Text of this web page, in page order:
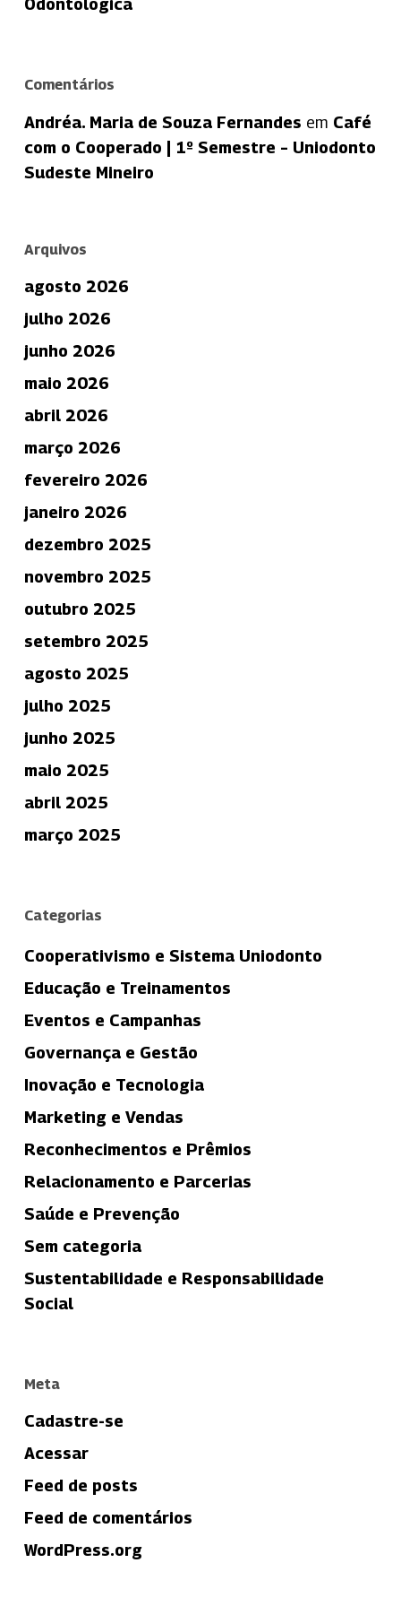
Comentários
Andréa. Maria de Souza Fernandes em Café
com o Cooperado | 1º Semestre – Uniodonto
Sudeste Mineiro
Arquivos
agosto 2026
julho 2026
junho 2026
maio 2026
abril 2026
março 2026
fevereiro 2026
janeiro 2026
dezembro 2025
novembro 2025
outubro 2025
setembro 2025
agosto 2025
julho 2025
junho 2025
maio 2025
abril 2025
março 2025
Categorias
Cooperativismo e Sistema Uniodonto
Educação e Treinamentos
Eventos e Campanhas
Governança e Gestão
Inovação e Tecnologia
Marketing e Vendas
Reconhecimentos e Prêmios
Relacionamento e Parcerias
Saúde e Prevenção
Sem categoria
Sustentabilidade e Responsabilidade
Social
Meta
Cadastre-se
Acessar
Feed de posts
Feed de comentários
WordPress.org